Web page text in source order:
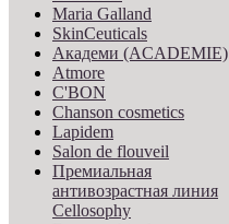
Maria Galland
SkinCeuticals
Академи (ACADEMIE)
Atmore
C'BON
Chanson cosmetics
Lapidem
Salon de flouveil
Премиальная
антивозрастная линия
Cellosophy